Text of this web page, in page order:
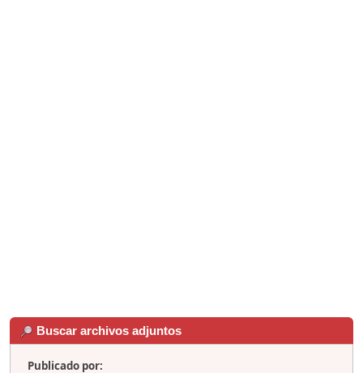
Buscar archivos adjuntos
Publicado por: